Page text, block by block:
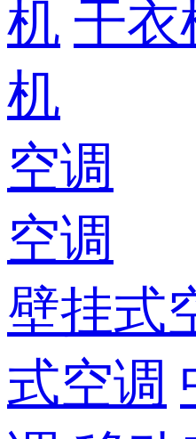
机 干衣
机
空调
空调
壁挂式
式空调